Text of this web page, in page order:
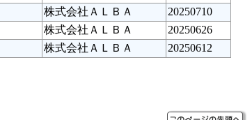
株式会社ＡＬＢＡ
20250710
株式会社ＡＬＢＡ
20250626
株式会社ＡＬＢＡ 20250612